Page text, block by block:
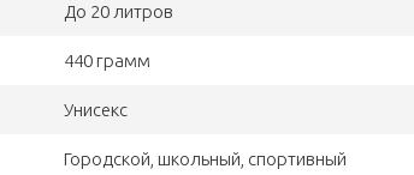
До 20 литров
440 грамм
Унисекс
Городской, школьный, спортивный